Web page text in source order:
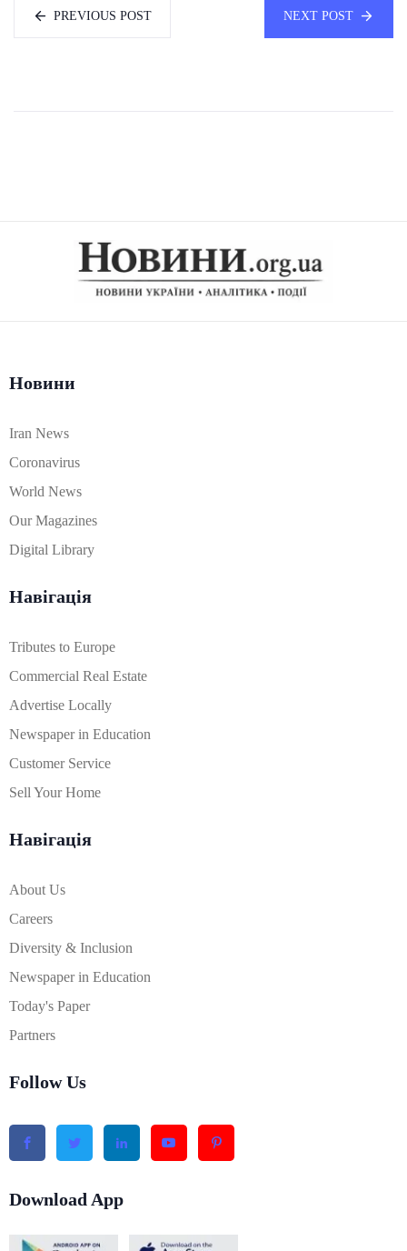
PREVIOUS POST NEXT POST
Новини
Iran News
Coronavirus
World News
Our Magazines
Digital Library
Навігація
Tributes to Europe
Commercial Real Estate
Advertise Locally
Newspaper in Education
Customer Service
Sell Your Home
Навігація
About Us
Careers
Diversity & Inclusion
Newspaper in Education
Today's Paper
Partners
Follow Us
Download App